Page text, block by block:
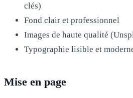
clés)
Fond clair et professionnel
Images de haute qualité
Typographie lisible et
Mise en page